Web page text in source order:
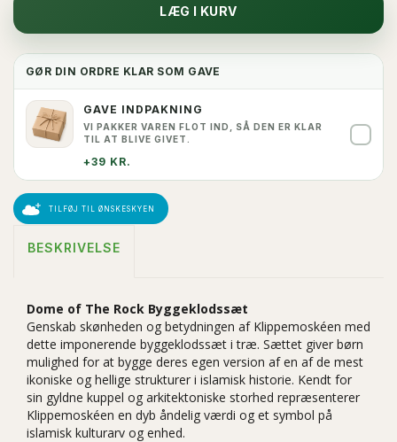
LÆG I KURV
GØR DIN ORDRE KLAR SOM GAVE
GAVE INDPAKNING
VI PAKKER VAREN FLOT IND, SÅ DEN ER KLAR
TIL AT BLIVE GIVET.
+39 KR.
TILFØJ TIL ØNSKESKYEN
BESKRIVELSE
Dome of The Rock Byggeklodssæt
Genskab skønheden og betydningen af Klippemoskéen med
dette imponerende byggeklodssæt i træ. Sættet giver børn
mulighed for at bygge deres egen version af en af de mest
ikoniske og hellige strukturer i islamisk historie. Kendt for
sin gyldne kuppel og arkitektoniske storhed repræsenterer
Klippemoskéen en dyb åndelig værdi og et symbol på
islamisk kulturarv og enhed.